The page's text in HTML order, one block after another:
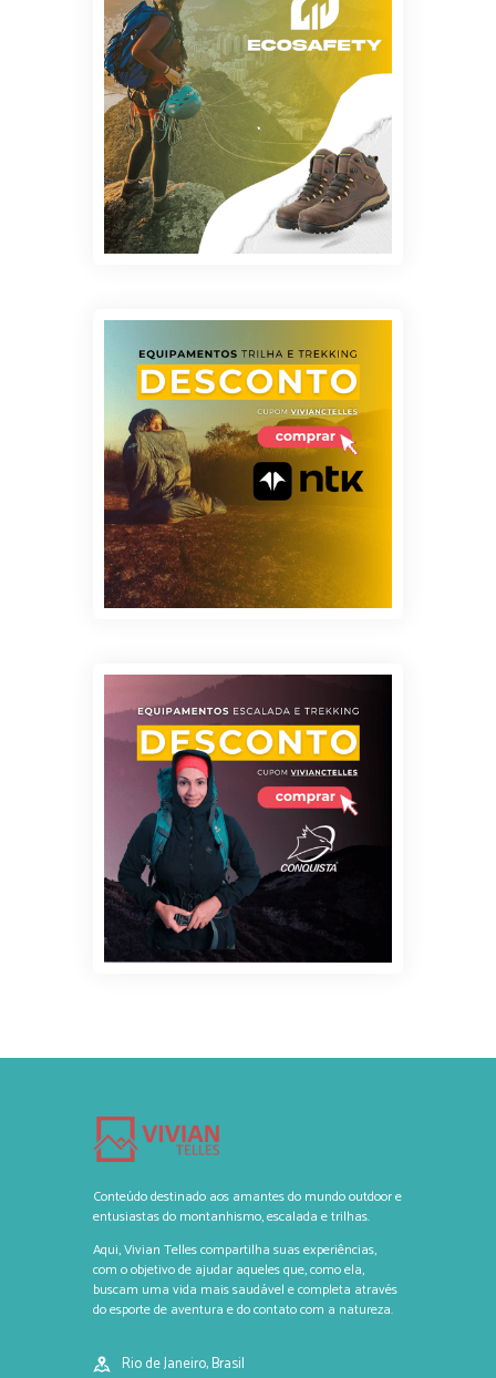
Conteúdo destinado aos amantes do mundo outdoor e
entusiastas do montanhismo, escalada e trilhas.
Aqui, Vivian Telles compartilha suas experiências,
com o objetivo de ajudar aqueles que, como ela,
buscam uma vida mais saudável e completa através
do esporte de aventura e do contato com a natureza.
Rio de Janeiro, Brasil